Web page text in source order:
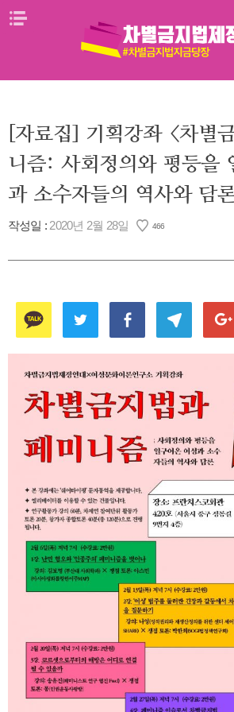
Skip
[자료집] 기획강좌 <차별
니즘: 사회정의와 평등을
과 소수자들의 역사와 담
작성일 : 2020년 2월 28일 466